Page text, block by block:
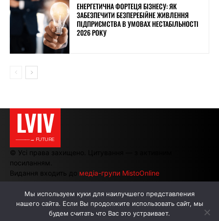
ЕНЕРГЕТИЧНА ФОРТЕЦЯ БІЗНЕСУ: ЯК
ЗАБЕЗПЕЧИТИ БЕЗПЕРЕБІЙНЕ ЖИВЛЕННЯ
ПІДПРИЄМСТВА В УМОВАХ НЕСТАБІЛЬНОСТІ
2026 РОКУ
LVIV
———→ FUTURE
© Усі права захищено. Цитування — з активним
посиланням.
Видання входить до медіа-групи MistoOnline
АВТОРИ РЕКЛАМА НА САЙТІ
Мы используем куки для наилучшего представления
нашего сайта. Если Вы продолжите использовать сайт, мы
будем считать что Вас это устраивает.